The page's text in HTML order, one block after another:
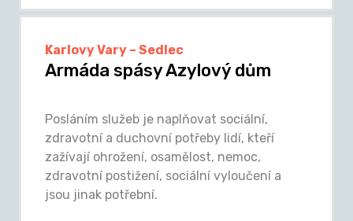
Karlovy Vary – Sedlec
Armáda spásy Azylový dům
Posláním služeb je naplňovat sociální,
zdravotní a duchovní potřeby lidí, kteří
zažívají ohrožení, osamělost, nemoc,
zdravotní postižení, sociální vyloučení a
jsou jinak potřební.